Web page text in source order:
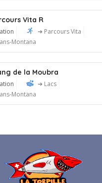
Vita R
➔ Parcours Vita
Montana
de la Moubra
➔ Lacs
Montana